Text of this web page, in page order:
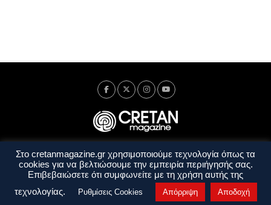
Ταυτότητα Πολιτική Απορρήτου
Όροι Χρήσης
Όροι και Προϋποθέσεις
Στο cretanmagazine.gr χρησιμοποιούμε τεχνολογία όπως τα
cookies για να βελτιώσουμε την εμπειρία περιήγησής σας.
Επιβεβαιώσετε ότι συμφωνείτε με τη χρήση αυτής της
τεχνολογίας.
Ρυθμίσεις Cookies Απόρριψη Αποδοχή